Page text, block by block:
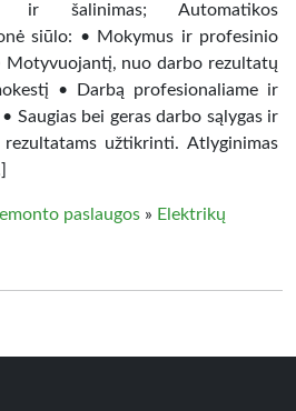
ir šalinimas; Automatikos
siūlo: • Mokymus ir profesinio
Motyvuojantį, nuo darbo rezultatų
• Darbą profesionaliame ir
Saugias bei geras darbo sąlygas ir
užtikrinti. Atlyginimas
paslaugos » Elektrikų